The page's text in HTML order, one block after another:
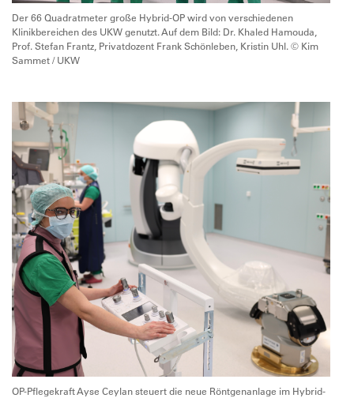
Der 66 Quadratmeter große Hybrid-OP wird von verschiedenen
Klinikbereichen des UKW genutzt. Auf dem Bild: Dr. Khaled Hamouda,
Prof. Stefan Frantz, Privatdozent Frank Schönleben, Kristin Uhl. © Kim
Sammet / UKW
OP-Pflegekraft Ayse Ceylan steuert die neue Röntgenanlage im Hybrid-